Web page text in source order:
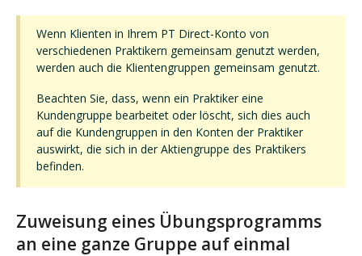
Wenn Klienten in Ihrem PT Direct-Konto von
verschiedenen Praktikern gemeinsam genutzt werden,
werden auch die Klientengruppen gemeinsam genutzt.
Beachten Sie, dass, wenn ein Praktiker eine
Kundengruppe bearbeitet oder löscht, sich dies auch
auf die Kundengruppen in den Konten der Praktiker
auswirkt, die sich in der Aktiengruppe des Praktikers
befinden.
Zuweisung eines Übungsprogramms
an eine ganze Gruppe auf einmal